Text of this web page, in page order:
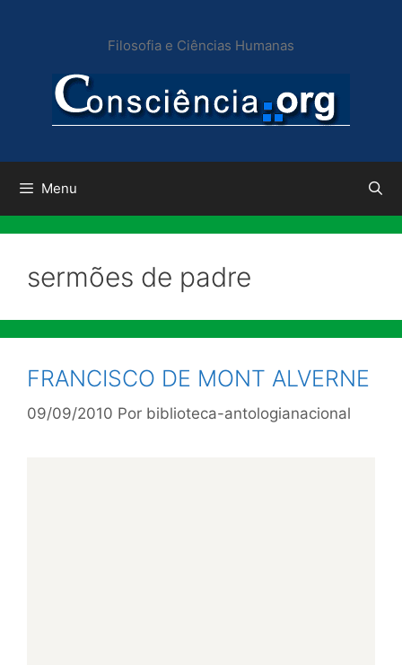
conteúdo
Filosofia e Ciências Humanas
Menu
sermões de padre
FRANCISCO DE MONT ALVERNE
09/09/2010 Por biblioteca-antologianacional